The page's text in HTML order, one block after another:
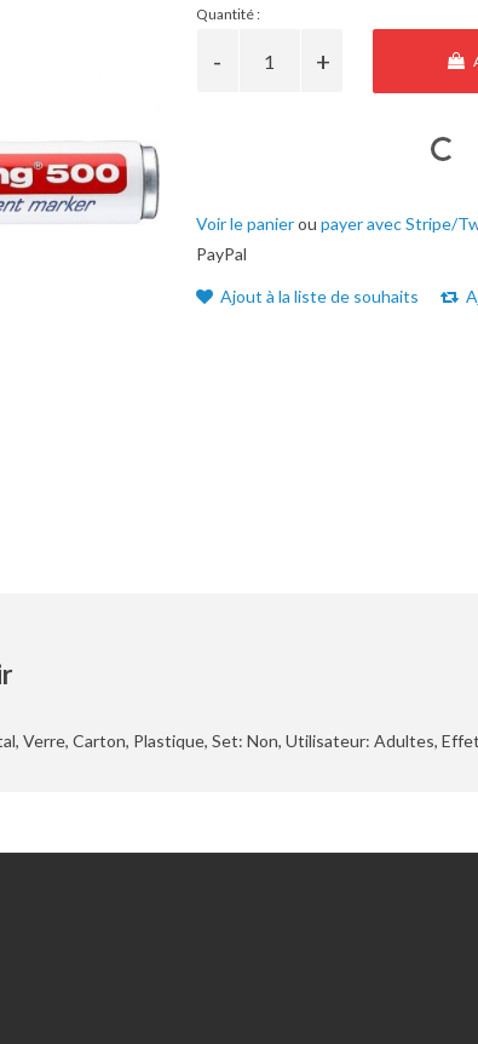
Quantité :
Voir le panierou payer avec Stripe/
PayPal
Ajout à la liste de souhaits
Verre, Carton, Plastique, Set: Non, Utilisateur: Adultes,